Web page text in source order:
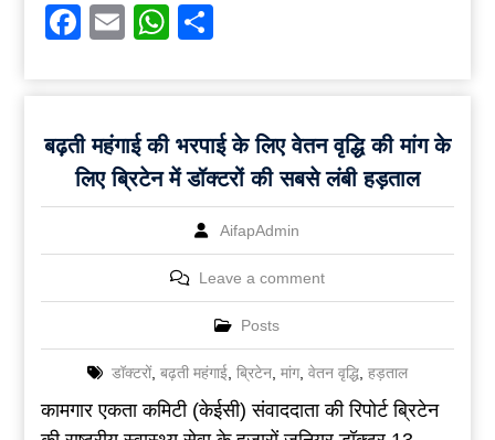
Facebook
EmailWhatsApp
बढ़ती महंगाई की भरपाई के लिए वेतन वृद्धि की मांग के
लिए ब्रिटेन में डॉक्टरों की सबसे लंबी हड़ताल
AifapAdmin
Leave a comment
Posts
डॉक्टरों, बढ़ती महंगाई, ब्रिटेन, मांग, वेतन वृद्धि, हड़ताल
कामगार एकता कमिटी (केईसी) संवाददाता की रिपोर्ट ब्रिटेन